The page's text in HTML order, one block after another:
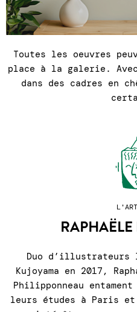
Toutes les oeuvres
place à la galerie.
dans des cadres en
Duo
Kujoyama en 2017,
Philipponneau
leurs études à Paris et